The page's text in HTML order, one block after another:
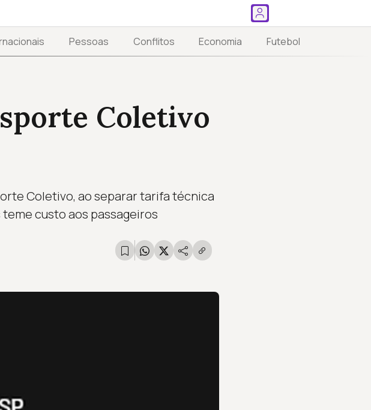
Pessoas Conflitos Economia Futebol
Coletivo
Coletivo, ao separar tarifa técnica
custo aos passageiros